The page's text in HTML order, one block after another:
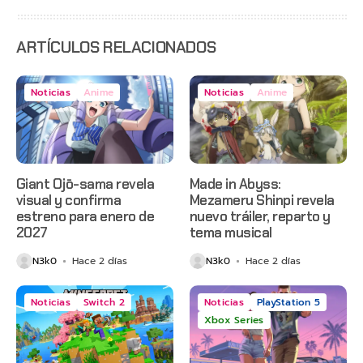
ARTÍCULOS RELACIONADOS
Noticias Anime
Giant Ojō-sama revela
visual y confirma
estreno para enero de
2027
N3k0 Hace 2 días
Noticias Anime
Made in Abyss:
Mezameru Shinpi revela
nuevo tráiler, reparto y
tema musical
N3k0 Hace 2 días
Noticias Switch 2 Noticias
PlayStation 5
Xbox Series